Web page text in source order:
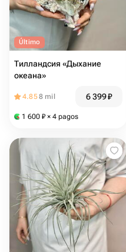
Último
Тилландсия «Дыхание
океана»
4.858 mil 6 399₽
1 600 ₽ × 4 pagos